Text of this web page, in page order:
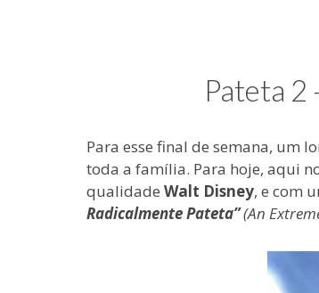
antiga.
Pateta 2
Para esse final de semana, um
toda a família. Para hoje, aqui
qualidade Walt Disney, e com
Radicalmente Pateta”(An